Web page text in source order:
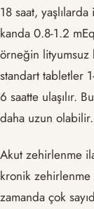
18 saat,
kanda 0.8-1.2
örneğin
standart tabletler
6 saatte ulaşılır.
daha uzun olabilir.
Akut zehirlenme
kronik zehirlenme
zamanda çok